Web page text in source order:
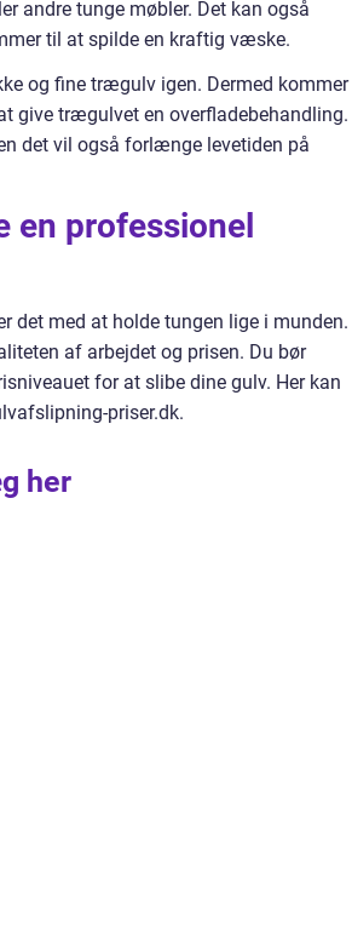
andre tunge møbler. Det kan også
til at spilde en kraftig væske.
og fine trægulv igen. Dermed kommer
give trægulvet en overfladebehandling.
det vil også forlænge levetiden på
en professionel
det med at holde tungen lige i munden.
af arbejdet og prisen. Du bør
for at slibe dine gulv. Her kan
priser.dk.
her